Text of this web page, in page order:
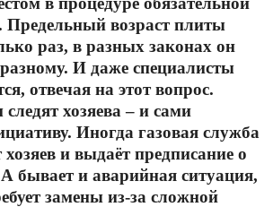
возраст плиты
раз, в разных законах он
И даже специалисты
отвечая на этот вопрос.
хозяева – и сами
Иногда газовая служба
и выдаёт предписание о
бывает и аварийная ситуация,
замены из-за сложной